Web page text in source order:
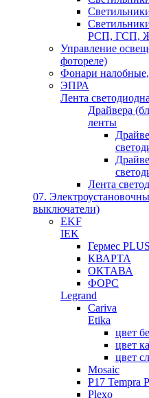
РСП, ГСП,
Управление
фотореле)
Фонари
ЭПРА
Лента
Драйвера
ленты
Лента
07.
выключатели)
EKF
IEK
Гермес PLUS
КВАРТА
ОКТАВА
ФОРС
Legrand
Cariva
Etika
цвет
цвет
цвет
Mosaic
P17 Tempra
Plexo